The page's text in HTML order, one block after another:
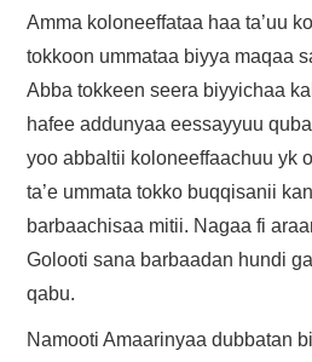
Amma koloneeffataa haa ta’uu
tokkoon ummataa biyya maqaa
Abba tokkeen seera biyyichaa
hafee addunyaa eessayyuu
yoo abbaltii koloneeffaachuu yk
ta’e ummata tokko buqqisanii
barbaachisaa mitii. Nagaa fi
Golooti sana barbaadan hundi
qabu.
Namooti Amaarinyaa dubbatan